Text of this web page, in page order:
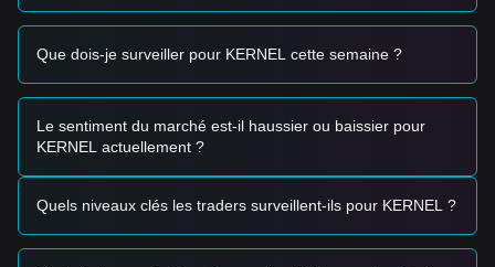
actuellement les mouvements généraux des tokens DAO de
micro-capitalisation, qui traversent une période
d'accumulation.
Signaux de trading
Sur la base de la structure technique actuelle et du
momentum du marché, les stratégies de trading suivantes
sont fournies à titre indicatif :
Zones d'achat potentielles
• Si le prix KERNEL approche0,0001550 $et montre des
Que dois-je surveiller pour KERNEL cette semaine ?
Le sentiment du marché est-il haussier ou baissier pour
KERNEL actuellement ?
Quels niveaux clés les traders surveillent-ils pour KERNEL ?